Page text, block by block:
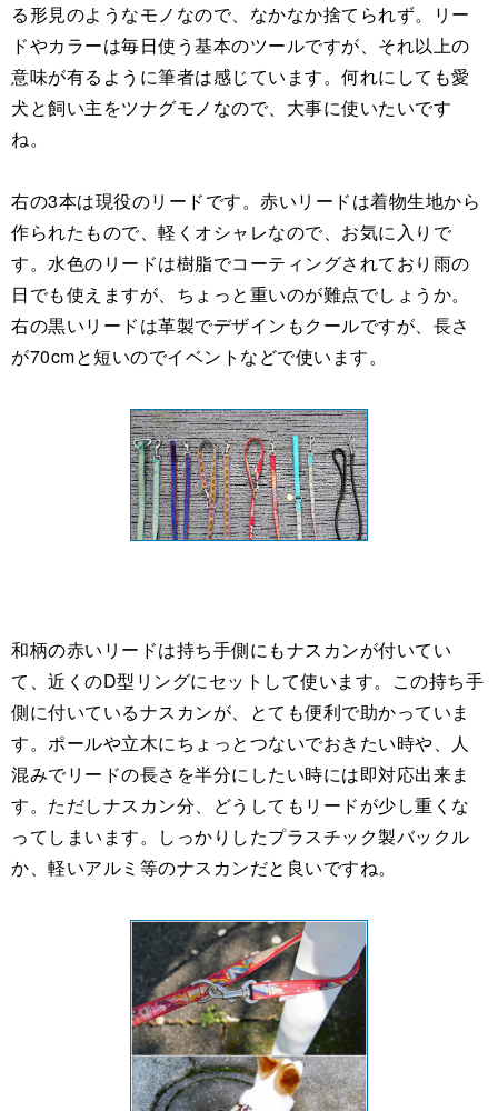
る形見のようなモノなので、なかなか捨てられず。リー
ドやカラーは毎日使う基本のツールですが、それ以上の
意味が有るように筆者は感じています。何れにしても愛
犬と飼い主をツナグモノなので、大事に使いたいです
ね。
右の3本は現役のリードです。赤いリードは着物生地から
作られたもので、軽くオシャレなので、お気に入りで
す。水色のリードは樹脂でコーティングされており雨の
日でも使えますが、ちょっと重いのが難点でしょうか。
右の黒いリードは革製でデザインもクールですが、長さ
が70cmと短いのでイベントなどで使います。
和柄の赤いリードは持ち手側にもナスカンが付いてい
て、近くのD型リングにセットして使います。この持ち手
側に付いているナスカンが、とても便利で助かっていま
す。ポールや立木にちょっとつないでおきたい時や、人
混みでリードの長さを半分にしたい時には即対応出来ま
す。ただしナスカン分、どうしてもリードが少し重くな
ってしまいます。しっかりしたプラスチック製バックル
か、軽いアルミ等のナスカンだと良いですね。